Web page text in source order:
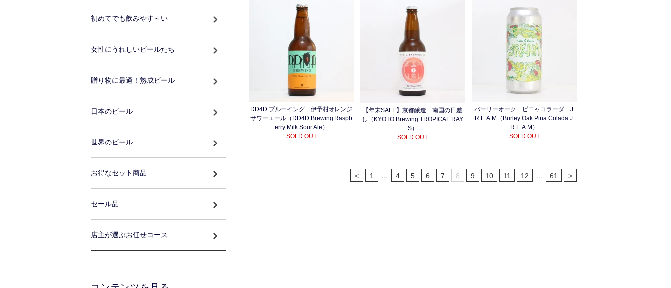
DD4D ブルーイング 伊予柑オレンジ
サワーエール（DD4D Brewing Raspb
erry Milk Sour Ale）
SOLD OUT
【年末SALE】京都醸造 南国の日差
し（KYOTO Brewing TROPICAL RAY
S）
SOLD OUT
バーリーオーク ピニャコラーダ J.
R.E.A.M（Burley Oak Pina Colada J.
R.E.A.M）
SOLD OUT
< 1 4 5 6 7 8 9 10 11 12 61 >
初めてでも飲みやす～い
女性にうれしいビールたち
贈り物に最適！熟成ビール
日本のビール
世界のビール
お得なセット商品
セール品
店主が選ぶお任せコース